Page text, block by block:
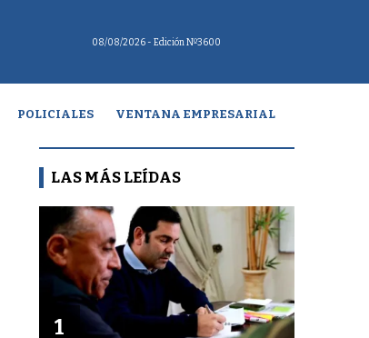
08/08/2026 - Edición Nº3600
POLICIALES VENTANA EMPRESARIAL
LAS MÁS LEÍDAS
1